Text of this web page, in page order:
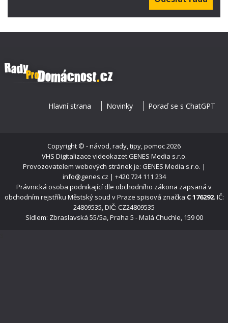
Hlavní strana Novinky Poraď se s ChatGPT
Copyright © - návod, rady, tipy, pomoc2026
VHS Digitalizace videokazetGENES Media s.r.o.
Provozovatelem webových stránek je: GENES Media s.r.o. |
info@genes.cz | +420 724 111 234
Právnická osoba podnikající dle obchodního zákona zapsaná v
obchodním rejstříku Městský soud v Praze spisová značka C 176292. IČ:
24809535, DIČ: CZ24809535
Sídlem: Zbraslavská 55/5a, Praha 5 - Malá Chuchle, 159 00